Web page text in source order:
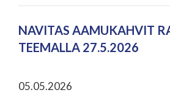
NAVITAS AAMUKAHVIT
TEEMALLA 27.5.2026
05.05.2026